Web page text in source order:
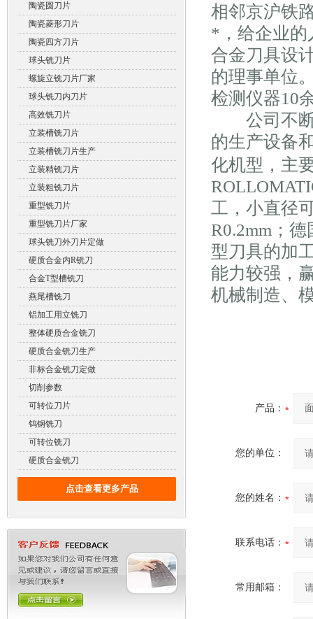
陶瓷圆刀片
陶瓷菱形刀片
陶瓷四方刀片
球头铣刀片
螺旋立铣刀片厂家
球头铣刀内刀片
高效铣刀片
立装槽铣刀片
立装槽铣刀片生产
立装精铣刀片
立装粗铣刀片
重型铣刀片
重型铣刀片厂家
球头铣刀外刀片定做
硬质合金内R铣刀
合金T型槽铣刀
燕尾槽铣刀
铝加工用立铣刀
整体硬质合金铣刀
硬质合金铣刀生产
非标合金铣刀定做
切削参数
可转位刀片
钨钢铣刀
可转位铣刀
硬质合金铣刀
点击查看更多产品
相邻京沪铁
*，给企业的
合金刀具设
的理事单位
检测仪器10
公司不断
的生产设备
化机型，主
工，小直径
R0.2mm；
型刀具的加
能力较强，
机械制造、
产品：
您的单位：
您的姓名：
联系电话：
常用邮箱：